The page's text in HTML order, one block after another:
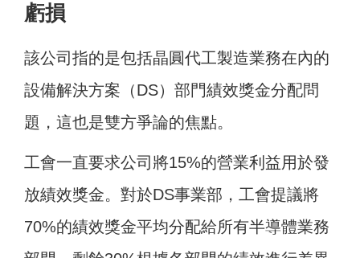
虧損
該公司指的是包括晶圓代工製造業務在內的
設備解決方案（DS）部門績效獎金分配問
題，這也是雙方爭論的焦點。
工會一直要求公司將15%的營業利益用於發
放績效獎金。對於DS事業部，工會提議將
70%的績效獎金平均分配給所有半導體業務